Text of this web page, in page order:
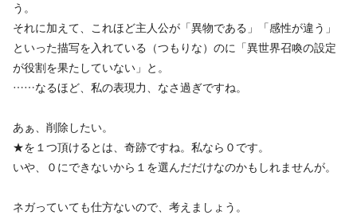
う。
それに加えて、これほど主人公が「異物である」「感性が違う」
といった描写を入れている（つもりな）のに「異世界召喚の設定
が役割を果たしていない」と。
……なるほど、私の表現力、なさ過ぎですね。
あぁ、削除したい。
★を１つ頂けるとは、奇跡ですね。私なら０です。
いや、０にできないから１を選んだだけなのかもしれませんが。
ネガっていても仕方ないので、考えましょう。